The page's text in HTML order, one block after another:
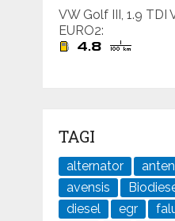
VW Golf III, 1.9 TDI
EURO2:
TAGI
alternator
avensis
diesel
egr